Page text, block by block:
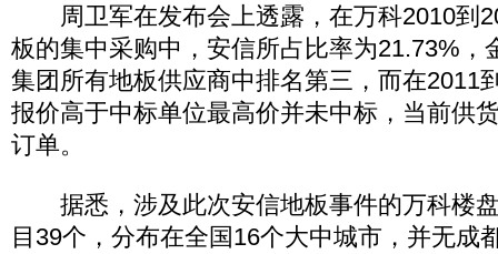
周卫军在发布会上透露，在万科2010到
板的集中采购中，安信所占比率为21.73%，
集团所有地板供应商中排名第三，而在2011
报价高于中标单位最高价并未中标，当前供
订单。
据悉，涉及此次安信地板事件的万科楼
目39个，分布在全国16个大中城市，并无成